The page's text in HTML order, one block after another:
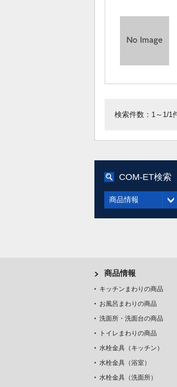
検索件数：1～1/1
COM-ET検索
商品情報
商品情報
キッチンまわりの商品
お風呂まわりの商品
洗面所・洗面台の商品
トイレまわりの商品
水栓金具（キッチン）
水栓金具（浴室）
水栓金具（洗面所）